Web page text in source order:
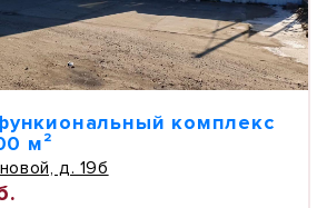
комплекс
м²
д. 19б